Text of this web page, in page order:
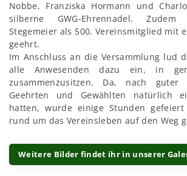
Nobbe, Franziska Hormann und
silberne GWG-Ehrennadel.
Stegemeier als 500. Vereinsmitglied mit
geehrt.
Im Anschluss an die Versammlung lud
alle Anwesenden dazu ein, in
zusammenzusitzen. Da, nach
Geehrten und Gewählten natürlich
hatten, wurde einige Stunden
rund um das Vereinsleben auf den Weg
Weitere Bilder findet ihr in unserer